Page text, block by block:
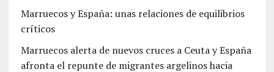
Marruecos y España: unas relaciones de equilibrios
críticos
Marruecos alerta de nuevos cruces a Ceuta y España
afronta el repunte de migrantes argelinos hacia